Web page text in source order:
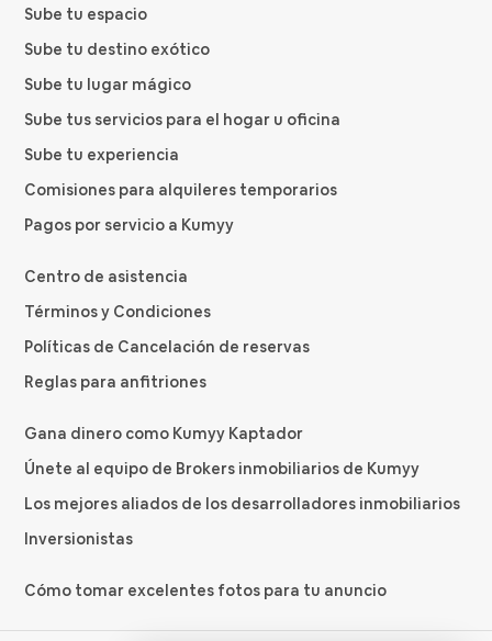
Sube tu espacio
Sube tu destino exótico
Sube tu lugar mágico
Sube tus servicios para el hogar u oficina
Sube tu experiencia
Comisiones para alquileres temporarios
Pagos por servicio a Kumyy
Centro de asistencia
Términos y Condiciones
Políticas de Cancelación de reservas
Reglas para anfitriones
Gana dinero como Kumyy Kaptador
Únete al equipo de Brokers inmobiliarios de Kumyy
Los mejores aliados de los desarrolladores inmobiliarios
Inversionistas
Cómo tomar excelentes fotos para tu anuncio